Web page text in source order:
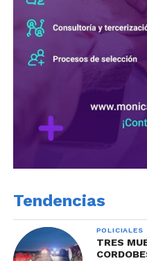
Tendencias
POLICIALES
TRES